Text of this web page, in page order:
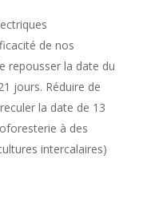
de nos
repousser la date du
jours. Réduire de
la date de 13
à des
intercalaires)